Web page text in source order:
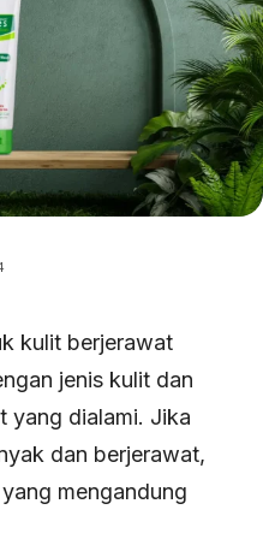
kulit berjerawat
jenis kulit dan
yang dialami. Jika
dan berjerawat,
mengandung